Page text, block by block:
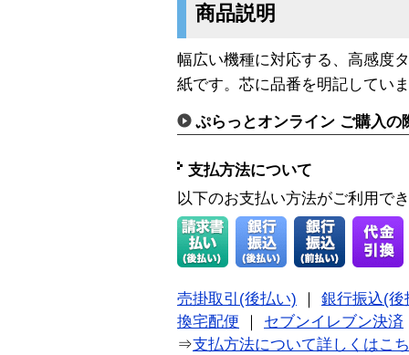
商品説明
幅広い機種に対応する、高感度
紙です。芯に品番を明記してい
ぷらっとオンライン ご購入の
支払方法について
以下のお支払い方法がご利用で
売掛取引(後払い)
銀行振込(後
換宅配便
セブンイレブン決済
⇒支払方法について詳しくはこ